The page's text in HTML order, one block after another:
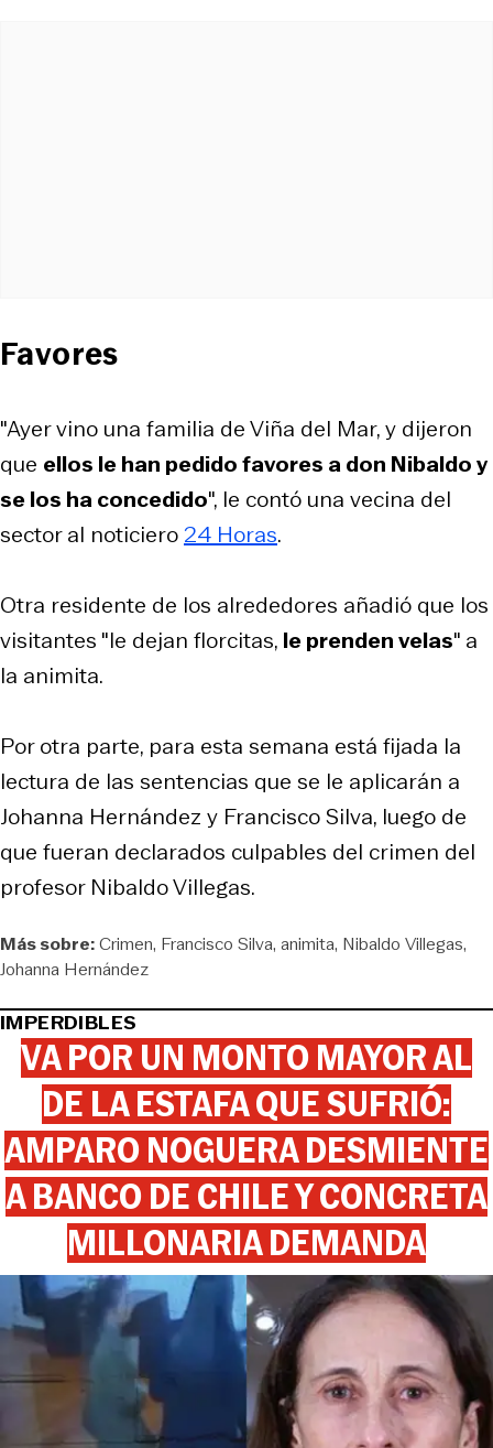
Favores
"Ayer vino una familia de Viña del Mar, y dijeron
que ellos le han pedido favores a don Nibaldo y
se los ha concedido", le contó una vecina del
sector al noticiero 24 Horas.
Otra residente de los alrededores añadió que los
visitantes "le dejan florcitas, le prenden velas" a
la animita.
Por otra parte, para esta semana está fijada la
lectura de las sentencias que se le aplicarán a
Johanna Hernández y Francisco Silva, luego de
que fueran declarados culpables del crimen del
profesor Nibaldo Villegas.
Más sobre:Crimen Francisco Silva animita Nibaldo Villegas
Johanna Hernández
IMPERDIBLES
VA POR UN MONTO MAYOR AL
DE LA ESTAFA QUE SUFRIÓ:
AMPARO NOGUERA DESMIENTE
A BANCO DE CHILE Y CONCRETA
MILLONARIA DEMANDA